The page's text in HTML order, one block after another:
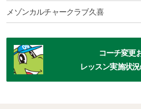
メゾンカルチャークラブ久喜
コーチ変更
レッスン実施状